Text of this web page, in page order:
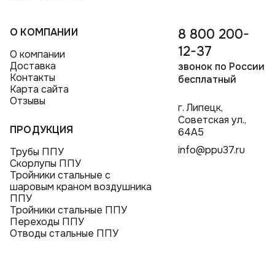
О КОМПАНИИ
О компании
Доставка
Контакты
Карта сайта
Отзывы
ПРОДУКЦИЯ
Трубы ППУ
Скорлупы ППУ
Тройники стальные с
шаровым краном воздушника
ППУ
Тройники стальные ППУ
Переходы ППУ
Отводы стальные ППУ
8 800 200-
12-37
звонок по России
бесплатный
г. Липецк,
Советская ул.,
64А5
info@ppu37.ru